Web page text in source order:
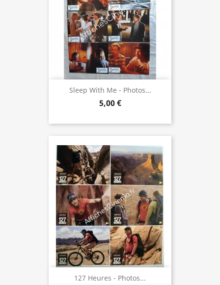
Sleep With Me - Photos...
5,00 €
127 Heures - Photos...